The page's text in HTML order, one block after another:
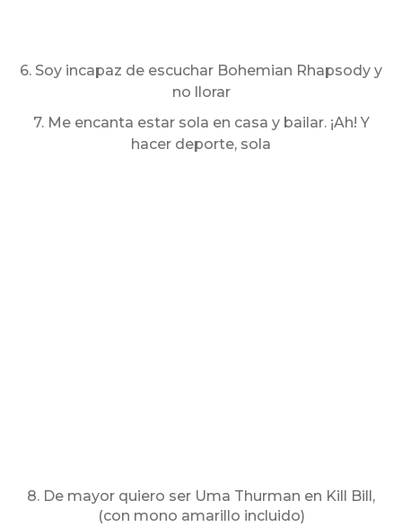
6. Soy incapaz de escuchar Bohemian Rhapsody y
no llorar
7. Me encanta estar sola en casa y bailar. ¡Ah! Y
hacer deporte, sola
8. De mayor quiero ser Uma Thurman en Kill Bill,
(con mono amarillo incluido)